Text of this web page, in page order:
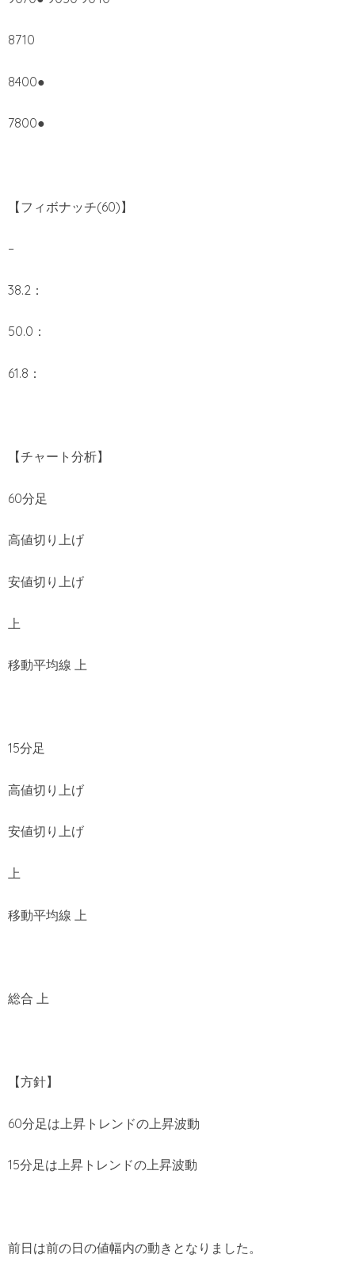
8710
8400●
7800●
【フィボナッチ(60)】
–
38.2：
50.0：
61.8：
【チャート分析】
60分足
高値切り上げ
安値切り上げ
上
移動平均線 上
15分足
高値切り上げ
安値切り上げ
上
移動平均線 上
総合 上
【方針】
60分足は上昇トレンドの上昇波動
15分足は上昇トレンドの上昇波動
前日は前の日の値幅内の動きとなりました。